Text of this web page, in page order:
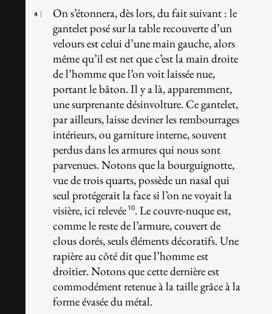
4
On s’étonnera, dès lors, du fait suivant : le
gantelet posé sur la table recouverte d’un
velours est celui d’une main gauche, alors
même qu’il est net que c’est la main droite
de l’homme que l’on voit laissée nue,
portant le bâton. Il y a là, apparemment,
une surprenante désinvolture. Ce gantelet,
par ailleurs, laisse deviner les rembourrages
intérieurs, ou garniture interne, souvent
perdus dans les armures qui nous sont
parvenues. Notons que la bourguignotte,
vue de trois quarts, possède un nasal qui
seul protégerait la face si l’on ne voyait la
visière, ici relevée 10. Le couvre-nuque est,
comme le reste de l’armure, couvert de
clous dorés, seuls éléments décoratifs. Une
rapière au côté dit que l’homme est
droitier. Notons que cette dernière est
commodément retenue à la taille grâce à la
forme évasée du métal.